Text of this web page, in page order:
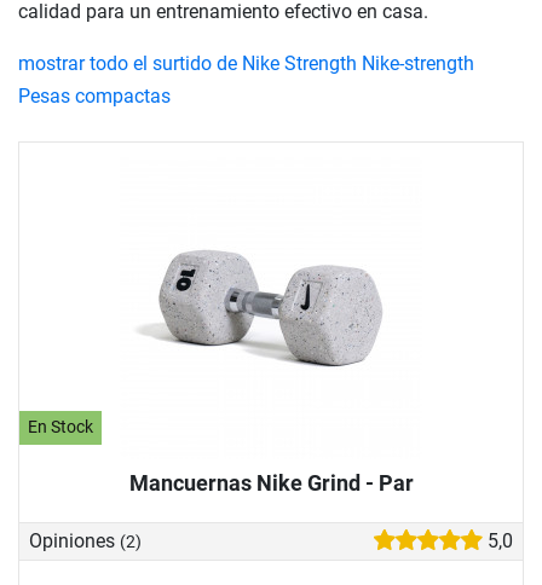
En Stock
Mancuernas Nike Grind - Par
Opiniones (2) 5,0
calidad para un entrenamiento efectivo en casa.
mostrar todo el surtido de Nike Strength Nike-strength
Pesas compactas